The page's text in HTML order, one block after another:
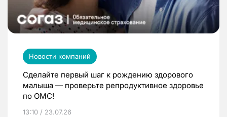
Новости компаний
Сделайте первый шаг к рождению здорового
малыша — проверьте репродуктивное здоровье
по ОМС!
13:10 / 23.07.26